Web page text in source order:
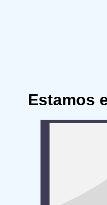
Estamos